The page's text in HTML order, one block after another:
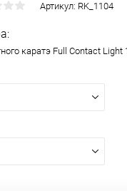
Артикул: RK_1104
каратэ Full Contact Light